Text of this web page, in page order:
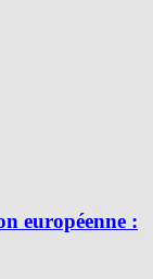
européenne :